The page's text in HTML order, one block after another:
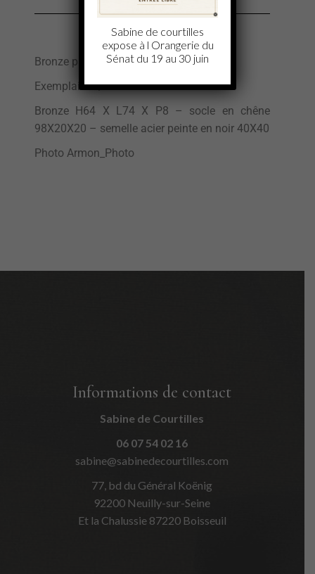
Bronze patiné sur socle en chêne
Exemplaire 3/8
Bronze H64 X L74 X P8 – socle en chêne
98X20X20 – semelle acier peinte en noir 40X40
Photo Armon_Photo
Informations de contact
Sabine de Courtilles
06 07 54 02 16
sabine@sabinedecourtilles.com
77, bd du Général Koënig
92200 Neuilly-sur-Seine
Et la Chalussie 87220 Boisseuil
Sabine de courtilles
expose à l Orangerie du
Sénat du 19 au 30 juin